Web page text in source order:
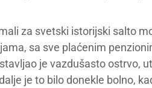
za svetski istorijski salto
sa sve plaćenim
je vazdušasto ostrvo,
je to bilo donekle bolno,